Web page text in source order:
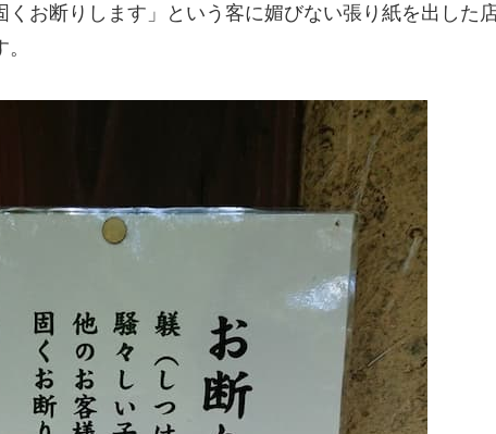
お断りします」という客に媚びない張り紙を出した